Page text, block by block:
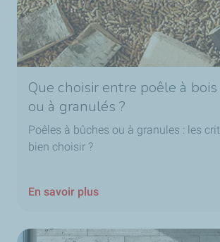
Que choisir entre poêle à
ou à granulés ?
Poêles à bûches ou à granules : les
bien choisir ?
En savoir plus